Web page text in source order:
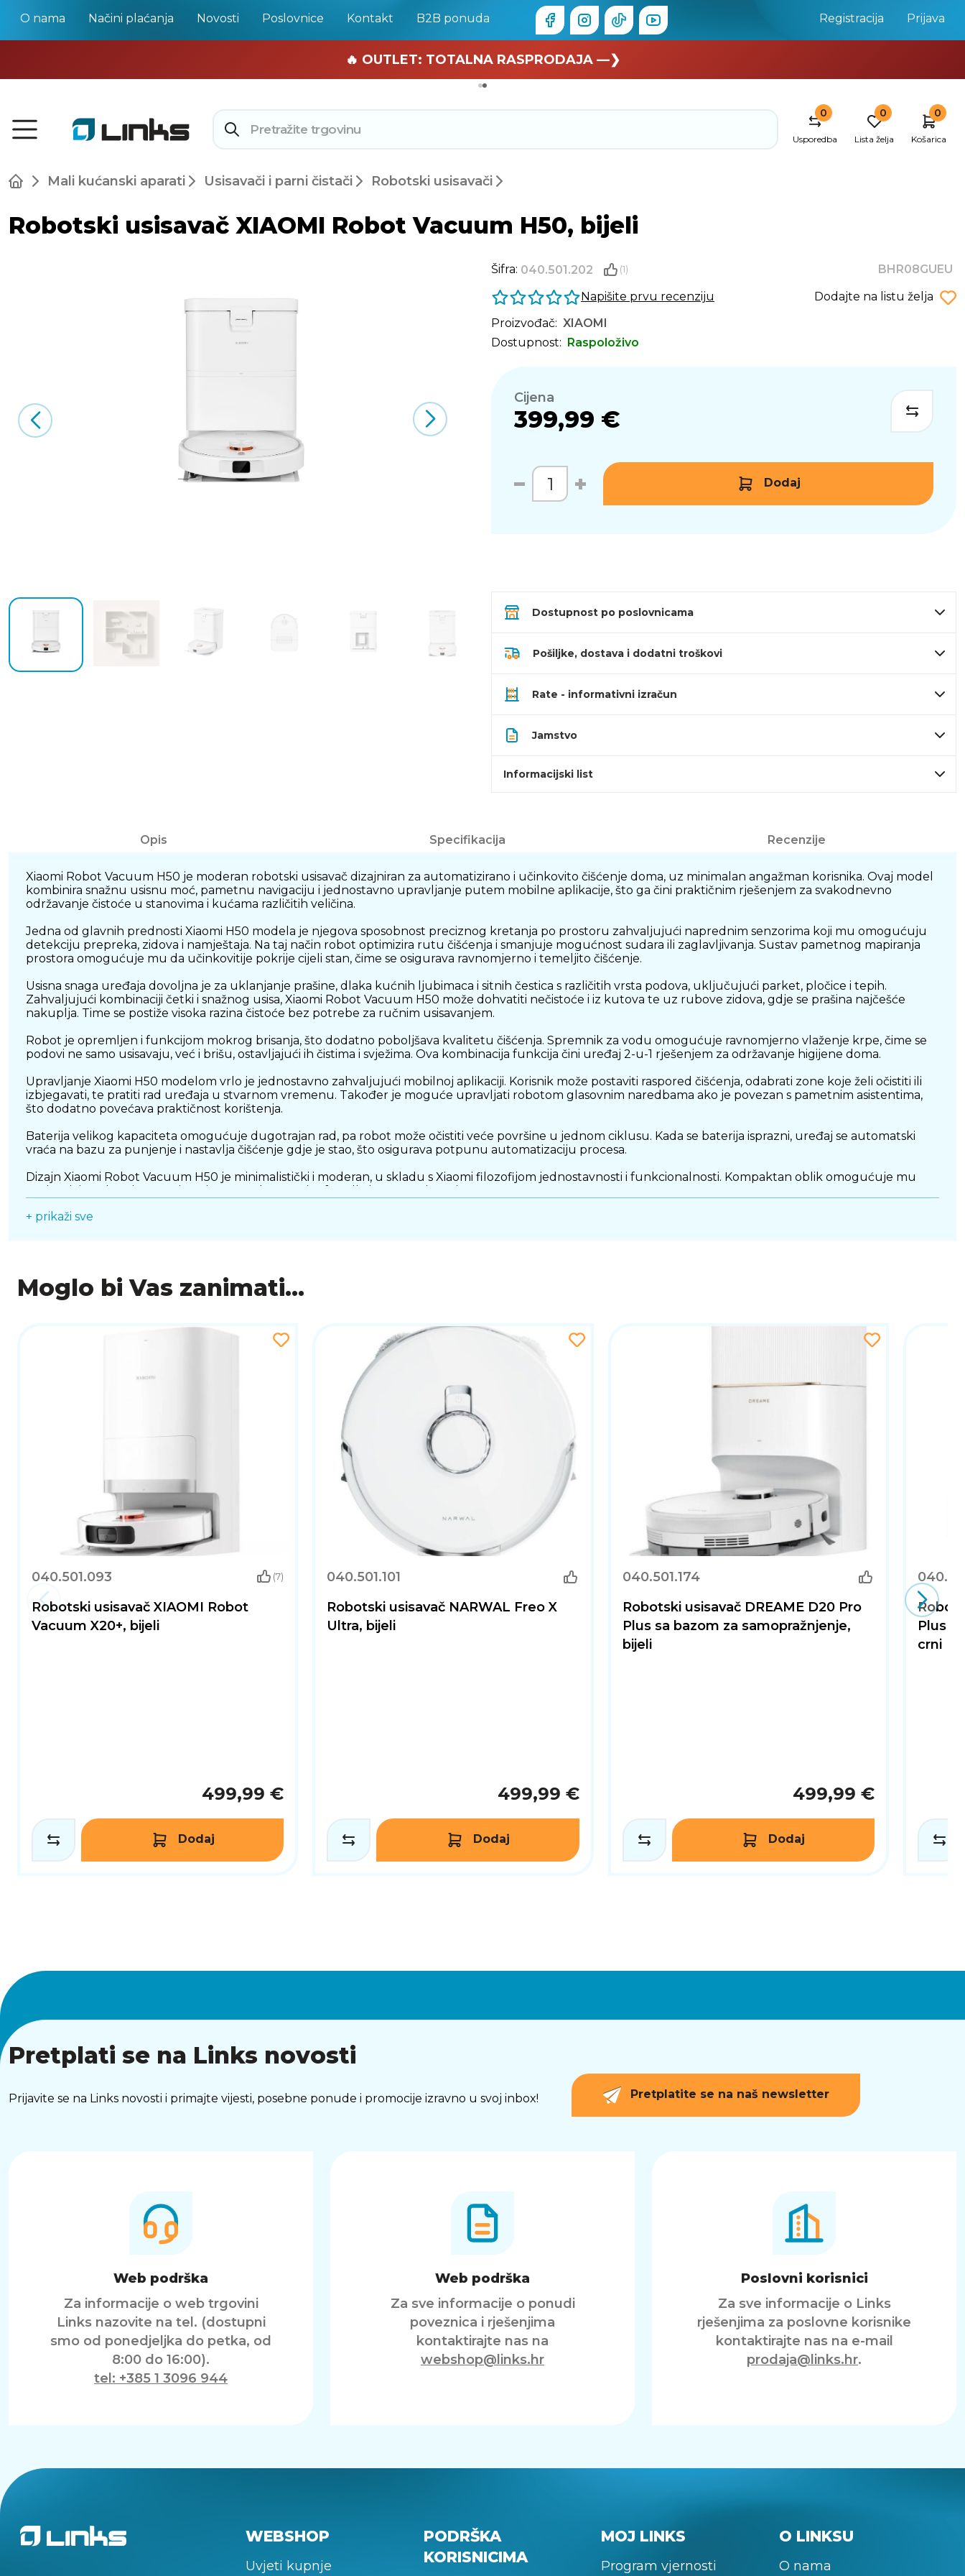
O nama Načini plaćanja Novosti Poslovnice Kontakt B2B ponuda Registracija Prijava
🏄 Zaslužuješ odmor —❯
🔥 OUTLET: TOTALNA RASPRODAJA —❯
0
Usporedba
0
Lista želja
0
Košarica
Mali kućanski aparati Usisavači i parni čistači Robotski usisavači
Robotski usisavač XIAOMI Robot Vacuum H50, bijeli
Šifra: 040.501.202 (1)
BHR08GUEU
Napišite prvu recenziju
Dodajte na listu želja
Proizvođač: XIAOMI
Dostupnost: Raspoloživo
Cijena
399,99 €
Dodaj
Dostupnost po poslovnicama
Pošiljke, dostava i dodatni troškovi
Rate - informativni izračun
Jamstvo
Informacijski list
Opis Specifikacija Recenzije
Xiaomi Robot Vacuum H50 je moderan robotski usisavač dizajniran za automatizirano i učinkovito čišćenje doma, uz minimalan angažman korisnika. Ovaj model
kombinira snažnu usisnu moć, pametnu navigaciju i jednostavno upravljanje putem mobilne aplikacije, što ga čini praktičnim rješenjem za svakodnevno
održavanje čistoće u stanovima i kućama različitih veličina.
Jedna od glavnih prednosti Xiaomi H50 modela je njegova sposobnost preciznog kretanja po prostoru zahvaljujući naprednim senzorima koji mu omogućuju
detekciju prepreka, zidova i namještaja. Na taj način robot optimizira rutu čišćenja i smanjuje mogućnost sudara ili zaglavljivanja. Sustav pametnog mapiranja
prostora omogućuje mu da učinkovitije pokrije cijeli stan, čime se osigurava ravnomjerno i temeljito čišćenje.
Usisna snaga uređaja dovoljna je za uklanjanje prašine, dlaka kućnih ljubimaca i sitnih čestica s različitih vrsta podova, uključujući parket, pločice i tepih.
Zahvaljujući kombinaciji četki i snažnog usisa, Xiaomi Robot Vacuum H50 može dohvatiti nečistoće i iz kutova te uz rubove zidova, gdje se prašina najčešće
nakuplja. Time se postiže visoka razina čistoće bez potrebe za ručnim usisavanjem.
Robot je opremljen i funkcijom mokrog brisanja, što dodatno poboljšava kvalitetu čišćenja. Spremnik za vodu omogućuje ravnomjerno vlaženje krpe, čime se
podovi ne samo usisavaju, već i brišu, ostavljajući ih čistima i svježima. Ova kombinacija funkcija čini uređaj 2-u-1 rješenjem za održavanje higijene doma.
Upravljanje Xiaomi H50 modelom vrlo je jednostavno zahvaljujući mobilnoj aplikaciji. Korisnik može postaviti raspored čišćenja, odabrati zone koje želi očistiti ili
izbjegavati, te pratiti rad uređaja u stvarnom vremenu. Također je moguće upravljati robotom glasovnim naredbama ako je povezan s pametnim asistentima,
što dodatno povećava praktičnost korištenja.
Baterija velikog kapaciteta omogućuje dugotrajan rad, pa robot može očistiti veće površine u jednom ciklusu. Kada se baterija isprazni, uređaj se automatski
vraća na bazu za punjenje i nastavlja čišćenje gdje je stao, što osigurava potpunu automatizaciju procesa.
Dizajn Xiaomi Robot Vacuum H50 je minimalistički i moderan, u skladu s Xiaomi filozofijom jednostavnosti i funkcionalnosti. Kompaktan oblik omogućuje mu
prolazak ispod većine namještaja, poput kreveta i sofa, gdje je ručno čišćenje često otežano.
Sveukupno, Xiaomi Robot Vacuum H50 predstavlja pouzdano i pametno rješenje za svakodnevno čišćenje doma. Kombinacija snažnog usisavanja, pametne
+ prikaži sve
Moglo bi Vas zanimati...
040.501.093 (7)
Robotski usisavač XIAOMI Robot
Vacuum X20+, bijeli
499,99 €
Dodaj
040.501.101
Robotski usisavač NARWAL Freo X
Ultra, bijeli
499,99 €
Dodaj
040.501.174
Robotski usisavač DREAME D20 Pro
Plus sa bazom za samopražnjenje,
bijeli
499,99 €
Dodaj
Plus
crni
Pretplati se na Links novosti
Prijavite se na Links novosti i primajte vijesti, posebne ponude i promocije izravno u svoj inbox! Pretplatite se na naš newsletter
Web podrška
Za informacije o web trgovini
Links nazovite na tel. (dostupni
smo od ponedjeljka do petka, od
8:00 do 16:00).
tel: +385 1 3096 944
Web podrška
Za sve informacije o ponudi
poveznica i rješenjima
kontaktirajte nas na
webshop@links.hr
Poslovni korisnici
Za sve informacije o Links
rješenjima za poslovne korisnike
kontaktirajte nas na e-mail
prodaja@links.hr.
WEBSHOP
Uvjeti kupnje
PODRŠKA
KORISNICIMA
MOJ LINKS
Program vjernosti
O LINKSU
O nama